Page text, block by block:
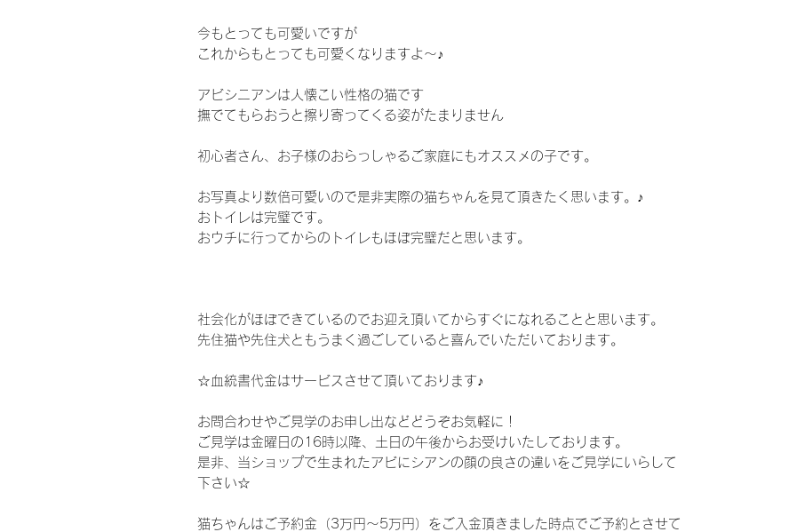
今もとっても可愛いですが
これからもとっても可愛くなりますよ～♪
アビシニアンは人懐こい性格の猫です
撫でてもらおうと擦り寄ってくる姿がたまりません
初心者さん、お子様のおらっしゃるご家庭にもオススメの子です。
お写真より数倍可愛いので是非実際の猫ちゃんを見て頂きたく思います。♪
おトイレは完璧です。
おウチに行ってからのトイレもほぼ完璧だと思います。
社会化がほぼできているのでお迎え頂いてからすぐになれることと思います。
先住猫や先住犬ともうまく過ごしていると喜んでいただいております。
☆血統書代金はサービスさせて頂いております♪
お問合わせやご見学のお申し出などどうぞお気軽に！
ご見学は金曜日の16時以降、土日の午後からお受けいたしております。
是非、当ショップで生まれたアビにシアンの顔の良さの違いをご見学にいらして
下さい☆
猫ちゃんはご予約金（3万円〜5万円）をご入金頂きました時点でご予約とさせて